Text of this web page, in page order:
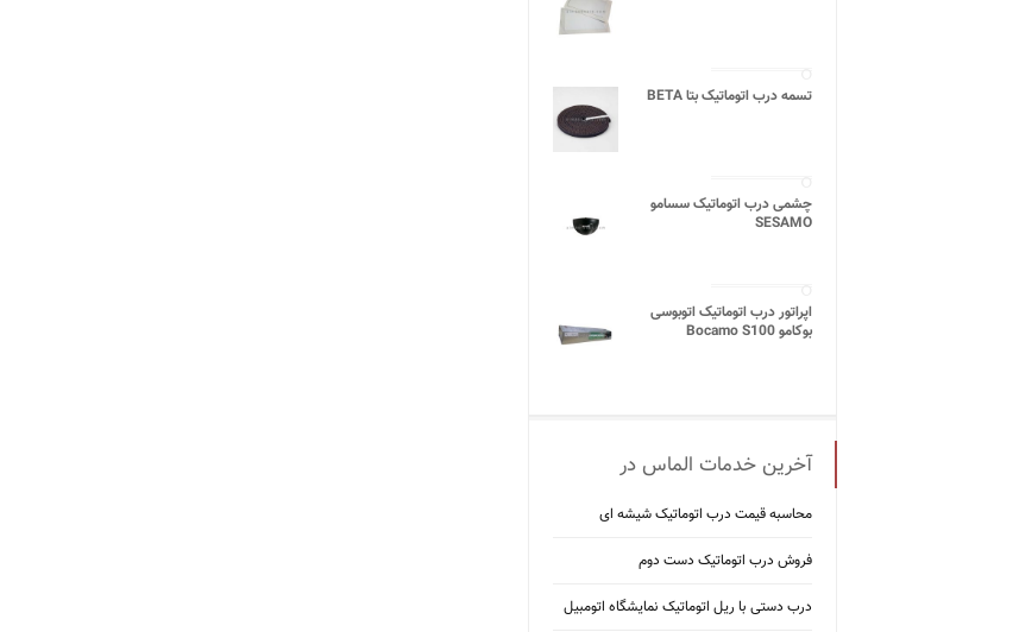
تسمه درب اتوماتیک بتا BETA
چشمی درب اتوماتیک سسامو
SESAMO
اپراتور درب اتوماتیک اتوبوسی
بوکامو Bocamo S100
آخرین خدمات الماس در
محاسبه قیمت درب اتوماتیک شیشه ‌ای
فروش درب اتوماتیک دست دوم
درب دستی با ریل اتوماتیک نمایشگاه اتومبیل